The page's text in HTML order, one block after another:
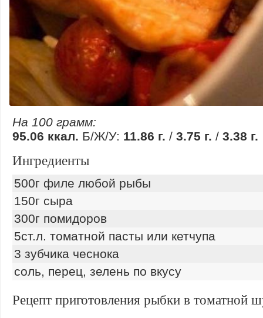
На 100 грамм:
95.06 ккал. Б/Ж/У: 11.86 г. / 3.75 г. / 3.38 г.
Ингредиенты
500г филе любой рыбы
150г сыра
300г помидоров
5ст.л. томатной пасты или кетчупа
3 зубчика чеснока
соль, перец, зелень по вкусу
Рецепт приготовления рыбки в томатной